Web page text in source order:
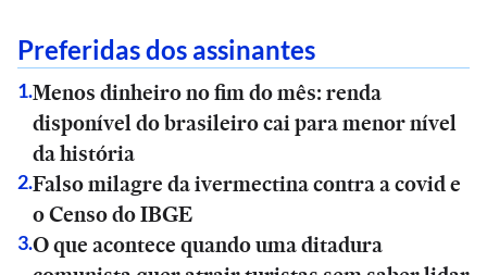
Preferidas dos assinantes
1.Menos dinheiro no fim do mês: renda
disponível do brasileiro cai para menor nível
da história
2.Falso milagre da ivermectina contra a covid e
o Censo do IBGE
3.O que acontece quando uma ditadura